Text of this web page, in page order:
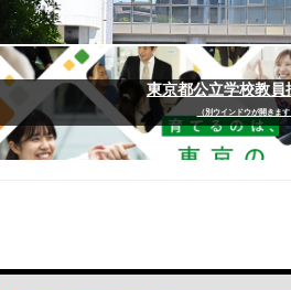
東京都公立学校教員
（別ウインドウが開きます